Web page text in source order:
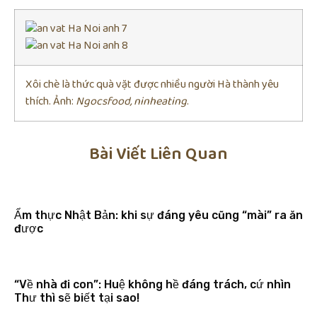
Xôi chè là thức quà vặt được nhiều người Hà thành yêu
thích. Ảnh: Ngocsfood, ninheating.
Bài Viết Liên Quan
Ẩm thực Nhật Bản: khi sự đáng yêu cũng “mài” ra ăn
được
“Về nhà đi con”: Huệ không hề đáng trách, cứ nhìn
Thư thì sẽ biết tại sao!